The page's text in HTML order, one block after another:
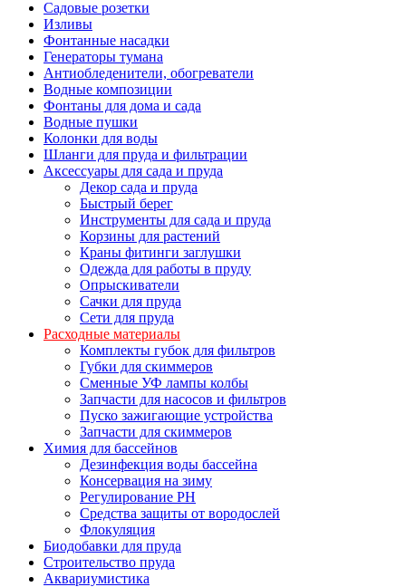
Садовые розетки
Изливы
Фонтанные насадки
Генераторы тумана
Антиобледенители, обогреватели
Водные композиции
Фонтаны для дома и сада
Водные пушки
Колонки для воды
Шланги для пруда и фильтрации
Аксессуары для сада и пруда
Декор сада и пруда
Быстрый берег
Инструменты для сада и пруда
Корзины для растений
Краны фитинги заглушки
Одежда для работы в пруду
Опрыскиватели
Сачки для пруда
Сети для пруда
Расходные материалы
Комплекты губок для фильтров
Губки для скиммеров
Сменные УФ лампы колбы
Запчасти для насосов и фильтров
Пуско зажигающие устройства
Запчасти для скиммеров
Химия для бассейнов
Дезинфекция воды бассейна
Консервация на зиму
Регулирование PH
Средства защиты от вородослей
Флокуляция
Биодобавки для пруда
Строительство пруда
Аквариумистика